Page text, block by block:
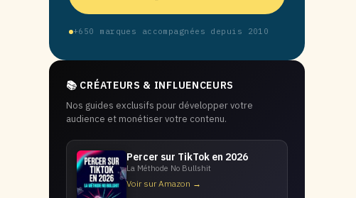
+650 marques accompagnées depuis 2010
📚 CRÉATEURS & INFLUENCEURS
Nos guides exclusifs pour développer votre
audience et monétiser votre contenu.
Percer sur TikTok en 2026
La Méthode No Bullshit
Voir sur Amazon →